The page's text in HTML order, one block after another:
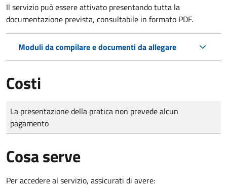
Il servizio può essere attivato presentando tutta la
documentazione prevista, consultabile in formato PDF.
Moduli da compilare e documenti da allegare
Costi
Tipo di pagamento
Importo
La presentazione della pratica non prevede alcun
pagamento
Cosa serve
Per accedere al servizio, assicurati di avere: